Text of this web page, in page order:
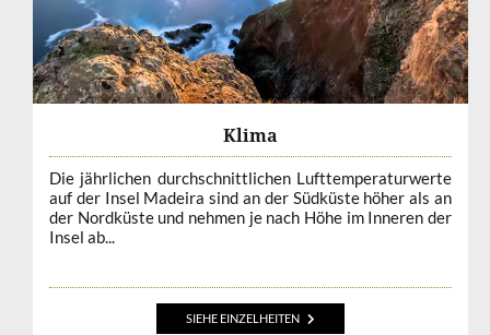
Klima
Die jährlichen durchschnittlichen Lufttemperaturwerte
auf der Insel Madeira sind an der Südküste höher als an
der Nordküste und nehmen je nach Höhe im Inneren der
Insel ab...
SIEHE EINZELHEITEN